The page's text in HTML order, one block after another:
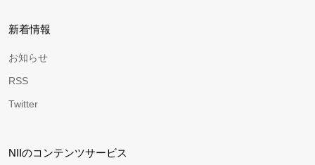
新着情報
お知らせ
RSS
Twitter
NIIのコンテンツサービス